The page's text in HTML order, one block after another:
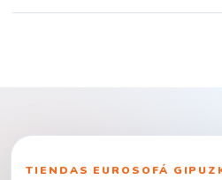
TIENDAS EUROSOFÁ